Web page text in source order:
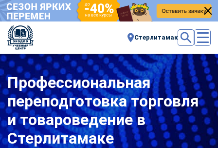
Стерлитамак
Профессиональная
переподготовка торговля
и товароведение в
Стерлитамаке